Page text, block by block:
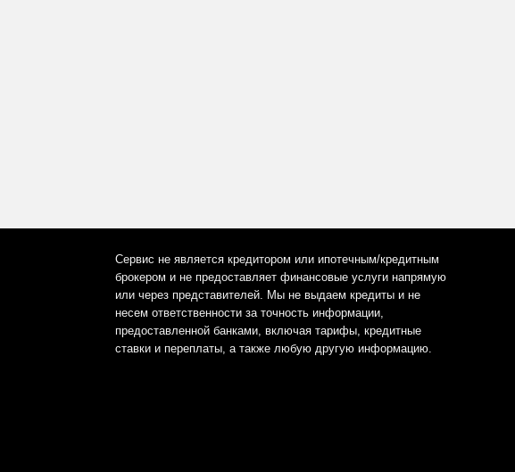
Сервис не является кредитором или ипотечным/кредитным
брокером и не предоставляет финансовые услуги напрямую
или через представителей. Мы не выдаем кредиты и не
несем ответственности за точность информации,
предоставленной банками, включая тарифы, кредитные
ставки и переплаты, а также любую другую информацию.